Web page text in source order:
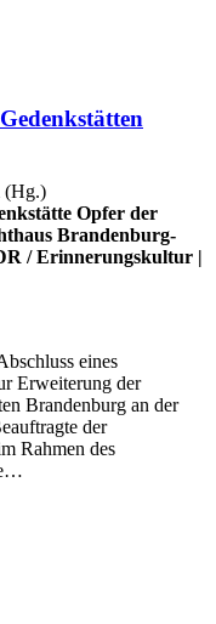
(Hg.)
Opfer der
Brandenburg-
/Erinnerungskultur |
eines
Erweiterung der
Brandenburg an der
der
Rahmen des